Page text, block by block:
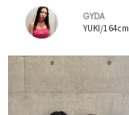
GYDA
YUKI/164cm